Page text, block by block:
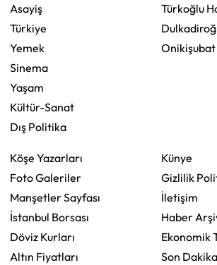
Asayiş
Türkiye
Yemek
Sinema
Yaşam
Kültür-Sanat
Dış Politika
Türkoğlu
Köşe Yazarları
Foto Galeriler
Manşetler Sayfası
İstanbul Borsası
Döviz Kurları
Altın Fiyatları
Künye
Gizlilik
İletişim
Haber
Ekonomik
Son